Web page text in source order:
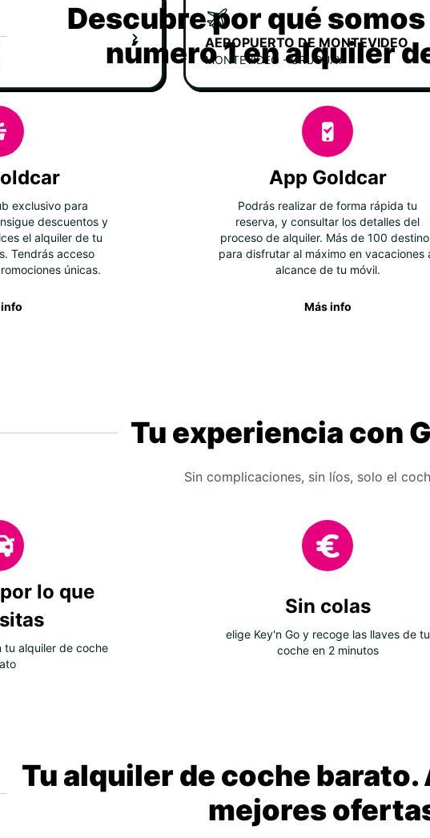
AEROPUERTO DE MONTEVIDEO
MONTEVIDEO - URUGUAY
Descubre por qué
número 1 en alquiler
exclusivo para
descuentos y
el alquiler de tu
Tendrás acceso
únicas.
App Goldcar
Podrás realizar de forma rápida tu
reserva, y consultar los detalles del
proceso de alquiler. Más de 100
para disfrutar al máximo en vacaciones
alcance de tu móvil.
Más info
Tu experiencia con
Sin complicaciones, sin líos, solo el
lo que
tu alquiler de coche
Sin colas
elige Key'n Go y recoge las llaves de tu
coche en 2 minutos
Tu alquiler de coche
mejores